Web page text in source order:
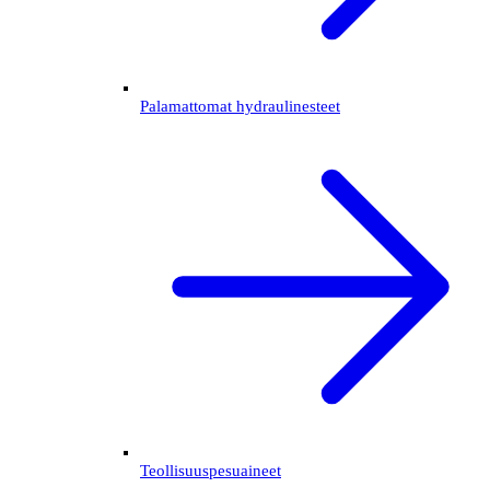
Palamattomat hydraulinesteet
Teollisuuspesuaineet